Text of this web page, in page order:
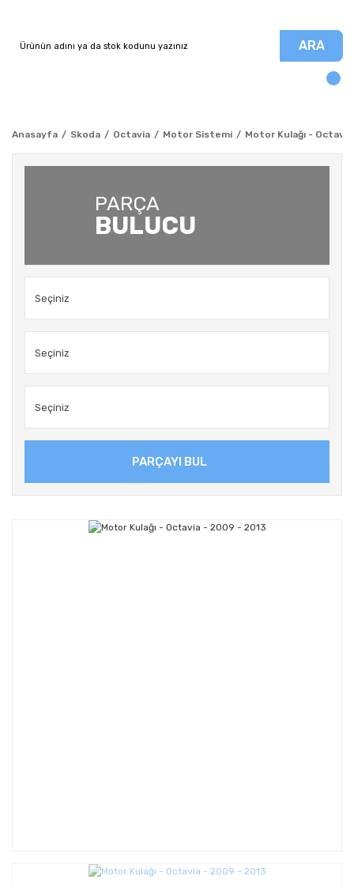
ARA
Anasayfa Skoda Octavia Motor Sistemi Motor Kulağı -
PARÇA
BULUCU
PARÇAYI BUL